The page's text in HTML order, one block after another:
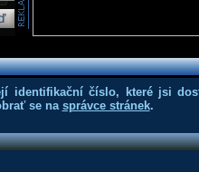
identifikační číslo, které jsi
se na správce stránek.